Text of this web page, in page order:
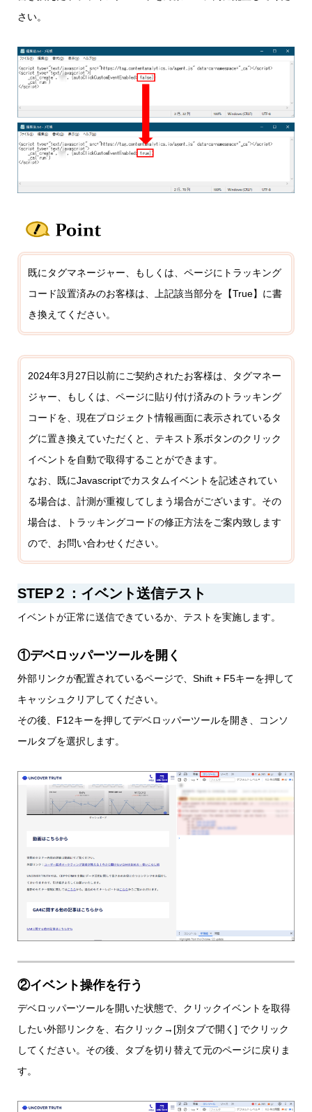
さい。
既にタグマネージャー、もしくは、ページにトラッキング
コード設置済みのお客様は、上記該当部分を【True】に書
き換えてください。
2024年3月27日以前にご契約されたお客様は、タグマネー
ジャー、もしくは、ページに貼り付け済みのトラッキング
コードを、現在プロジェクト情報画面に表示されているタ
グに置き換えていただくと、テキスト系ボタンのクリック
イベントを自動で取得することができます。
なお、既にJavascriptでカスタムイベントを記述されてい
る場合は、計測が重複してしまう場合がございます。その
場合は、トラッキングコードの修正方法をご案内致します
ので、お問い合わせください。
STEP２：イベント送信テスト
イベントが正常に送信できているか、テストを実施します。
①デベロッパーツールを開く
外部リンクが配置されているページで、Shift + F5キーを押して
キャッシュクリアしてください。
その後、F12キーを押してデベロッパーツールを開き、コンソ
ールタブを選択します。
②イベント操作を行う
デベロッパーツールを開いた状態で、クリックイベントを取得
したい外部リンクを、右クリック→[別タブで開く] でクリック
してください。その後、タブを切り替えて元のページに戻りま
す。